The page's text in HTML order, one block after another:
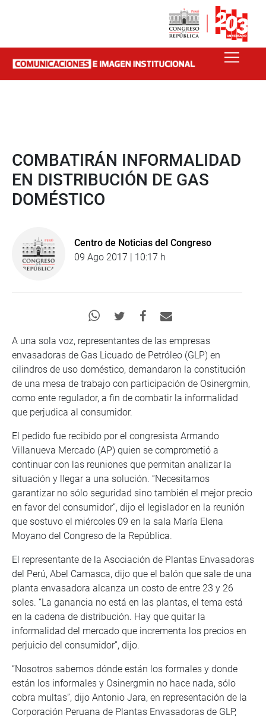
COMBATIRÁN INFORMALIDAD
EN DISTRIBUCIÓN DE GAS
DOMÉSTICO
Centro de Noticias del Congreso
09 Ago 2017 | 10:17 h
A una sola voz, representantes de las empresas
envasadoras de Gas Licuado de Petróleo (GLP) en
cilindros de uso doméstico, demandaron la constitución
de una mesa de trabajo con participación de Osinergmin,
como ente regulador, a fin de combatir la informalidad
que perjudica al consumidor.
El pedido fue recibido por el congresista Armando
Villanueva Mercado (AP) quien se comprometió a
continuar con las reuniones que permitan analizar la
situación y llegar a una solución. “Necesitamos
garantizar no sólo seguridad sino también el mejor precio
en favor del consumidor”, dijo el legislador en la reunión
que sostuvo el miércoles 09 en la sala María Elena
Moyano del Congreso de la República.
El representante de la Asociación de Plantas Envasadoras
del Perú, Abel Camasca, dijo que el balón que sale de una
planta envasadora alcanza un costo de entre 23 y 26
soles. “La ganancia no está en las plantas, el tema está
en la cadena de distribución. Hay que quitar la
informalidad del mercado que incrementa los precios en
perjuicio del consumidor”, dijo.
“Nosotros sabemos dónde están los formales y donde
están los informales y Osinergmin no hace nada, sólo
cobra multas”, dijo Antonio Jara, en representación de la
Corporación Peruana de Plantas Envasadoras de GLP,